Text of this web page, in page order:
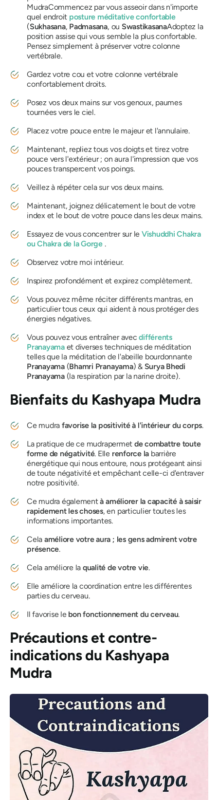
MudraCommencez par vous asseoir dans n'importe
quel endroit posture méditative confortable
(Sukhasana, Padmasana, ou SwastikasanaAdoptez la
position assise qui vous semble la plus confortable.
Pensez simplement à préserver votre colonne
vertébrale.
Gardez votre cou et votre colonne vertébrale
confortablement droits.
Posez vos deux mains sur vos genoux, paumes
tournées vers le ciel.
Placez votre pouce entre le majeur et l'annulaire.
Maintenant, repliez tous vos doigts et tirez votre
pouce vers l'extérieur ; on aura l'impression que vos
pouces transpercent vos poings.
Veillez à répéter cela sur vos deux mains.
Maintenant, joignez délicatement le bout de votre
index et le bout de votre pouce dans les deux mains.
Essayez de vous concentrer sur le Vishuddhi Chakra
ouChakrade laGorge .
Observez votre moi intérieur.
Inspirez profondément et expirez complètement.
Vous pouvez même réciter différents mantras, en
particulier tous ceux qui aident à nous protéger des
énergies négatives.
Vous pouvez vous entraîner avecdifférents
Pranayamaet diverses techniques de méditation
telles que la méditation de l'abeille bourdonnante
Pranayama(Bhamri Pranayama) & Surya Bhedi
Pranayama(la respiration par la narine droite).
Bienfaits du Kashyapa Mudra
Ce mudra favorise la positivité à l'intérieur du corps.
La pratique de ce mudrapermet de combattre toute
forme de négativité. Elle renforce la barrière
énergétique qui nous entoure, nous protégeant ainsi
de toute négativité et empêchant celle-ci d'entraver
notre positivité.
Ce mudra égalementà améliorer la capacité à saisir
rapidement les choses, en particulier toutes les
informations importantes.
Cela améliore votre aura ; les gens admirent votre
présence.
Cela améliore la qualité de votre vie.
Elle améliore la coordination entre les différentes
parties du cerveau.
Il favorise le bon fonctionnement du cerveau.
Précautions et contre-
indications du Kashyapa
Mudra